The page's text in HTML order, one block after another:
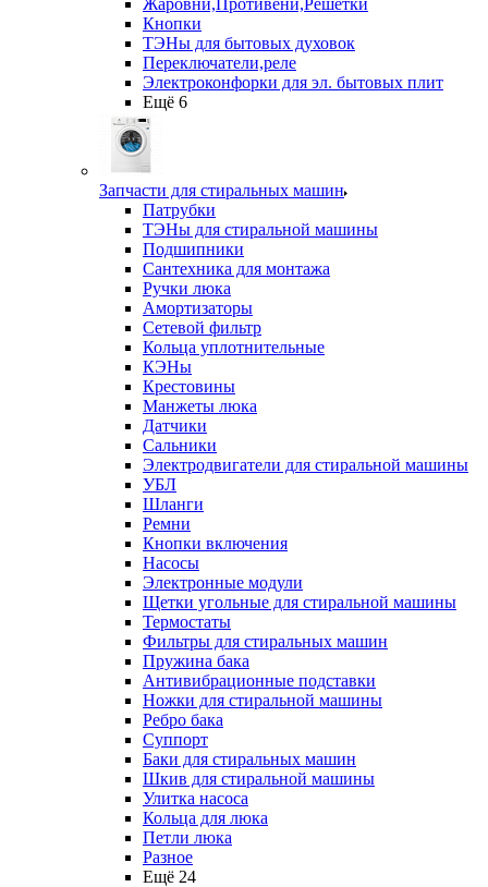
Жаровни,Противени,Решетки
Кнопки
ТЭНы для бытовых духовок
Переключатели,реле
Электроконфорки для эл. бытовых плит
Ещё 6
Запчасти для стиральных машин
Патрубки
ТЭНы для стиральной машины
Подшипники
Сантехника для монтажа
Ручки люка
Амортизаторы
Сетевой фильтр
Кольца уплотнительные
КЭНы
Крестовины
Манжеты люка
Датчики
Сальники
Электродвигатели для стиральной машины
УБЛ
Шланги
Ремни
Кнопки включения
Насосы
Электронные модули
Щетки угольные для стиральной машины
Термостаты
Фильтры для стиральных машин
Пружина бака
Антивибрационные подставки
Ножки для стиральной машины
Ребро бака
Суппорт
Баки для стиральных машин
Шкив для стиральной машины
Улитка насоса
Кольца для люка
Петли люка
Разное
Ещё 24